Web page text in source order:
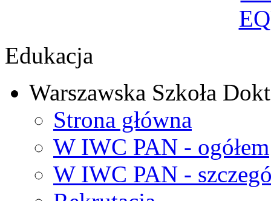
Edukacja
Warszawska Szkoła
Strona główna
W IWC PAN - ogółem
W IWC PAN -